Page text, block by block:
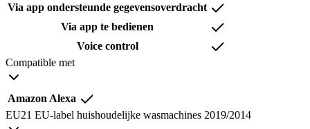
Via app ondersteunde gegevensoverdracht
Via app te bedienen
Voice control
Compatible met
Amazon Alexa
EU21 EU-label huishoudelijke wasmachines 2019/2014